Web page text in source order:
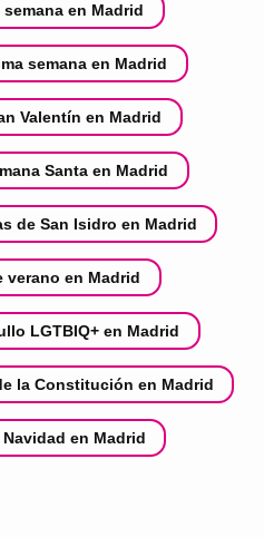
en Madrid
semana en Madrid
Valentín en Madrid
Santa en Madrid
de San Isidro en Madrid
verano en Madrid
LGTBIQ+ en Madrid
la Constitución en Madrid
en Madrid